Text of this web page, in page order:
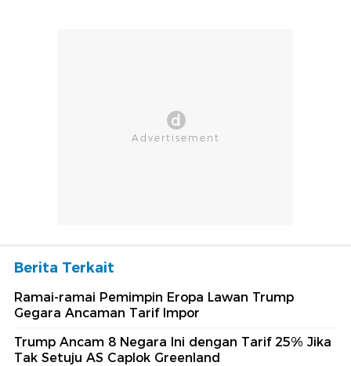
Berita Terkait
Ramai-ramai Pemimpin Eropa Lawan Trump
Gegara Ancaman Tarif Impor
Trump Ancam 8 Negara Ini dengan Tarif 25% Jika
Tak Setuju AS Caplok Greenland